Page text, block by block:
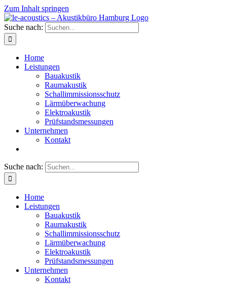
Zum Inhalt springen
Suche nach:
Home
Leistungen
Bauakustik
Raumakustik
Schallimmissionsschutz
Lärmüberwachung
Elektroakustik
Prüfstandsmessungen
Unternehmen
Kontakt
Suche nach:
Home
Leistungen
Bauakustik
Raumakustik
Schallimmissionsschutz
Lärmüberwachung
Elektroakustik
Prüfstandsmessungen
Unternehmen
Kontakt